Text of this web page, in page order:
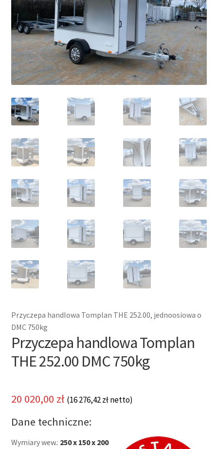
Kontakt
Przyczepa handlowa Tomplan THE 252.00, jednoosiowa o
DMC 750kg
Przyczepa handlowa Tomplan
THE 252.00 DMC 750kg
20 020,00 zł (16 276,42złnetto)
Dane techniczne:
Wymiary wew.: 250 x 150 x 200